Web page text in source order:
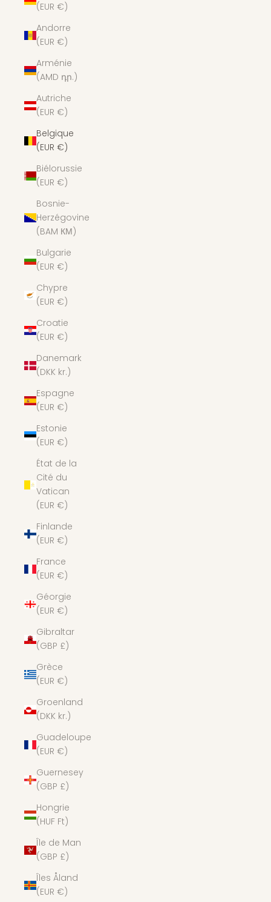
(EUR €)
Andorre
(EUR €)
Arménie
(AMD դր.)
Autriche
(EUR €)
Belgique
(EUR €)
Biélorussie
(EUR €)
Bosnie-
Herzégovine
(BAM КМ)
Bulgarie
(EUR €)
Chypre
(EUR €)
Croatie
(EUR €)
Danemark
(DKK kr.)
Espagne
(EUR €)
Estonie
(EUR €)
État de la
Cité du
Vatican
(EUR €)
Finlande
(EUR €)
France
(EUR €)
Géorgie
(EUR €)
Gibraltar
(GBP £)
Grèce
(EUR €)
Groenland
(DKK kr.)
Guadeloupe
(EUR €)
Guernesey
(GBP £)
Hongrie
(HUF Ft)
Île de Man
(GBP £)
Îles Åland
(EUR €)